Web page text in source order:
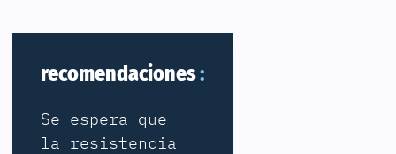
recomendaciones
Se espera que
la resistencia